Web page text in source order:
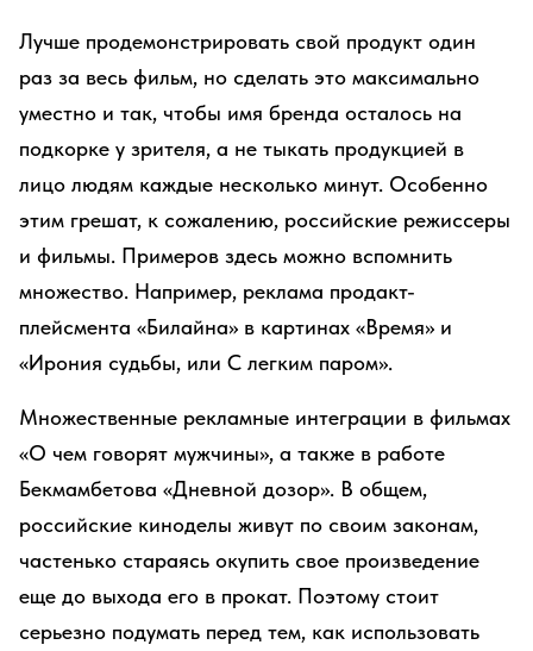
Лучше продемонстрировать свой продукт один
раз за весь фильм, но сделать это максимально
уместно и так, чтобы имя бренда осталось на
подкорке у зрителя, а не тыкать продукцией в
лицо людям каждые несколько минут. Особенно
этим грешат, к сожалению, российские режиссеры
и фильмы. Примеров здесь можно вспомнить
множество. Например, реклама продакт-
плейсмента «Билайна» в картинах «Время» и
«Ирония судьбы, или С легким паром».
Множественные рекламные интеграции в фильмах
«О чем говорят мужчины», а также в работе
Бекмамбетова «Дневной дозор». В общем,
российские киноделы живут по своим законам,
частенько стараясь окупить свое произведение
еще до выхода его в прокат. Поэтому стоит
серьезно подумать перед тем, как использовать